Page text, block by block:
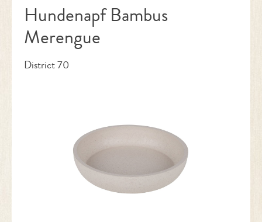
Hundenapf Bambus
Merengue
District 70